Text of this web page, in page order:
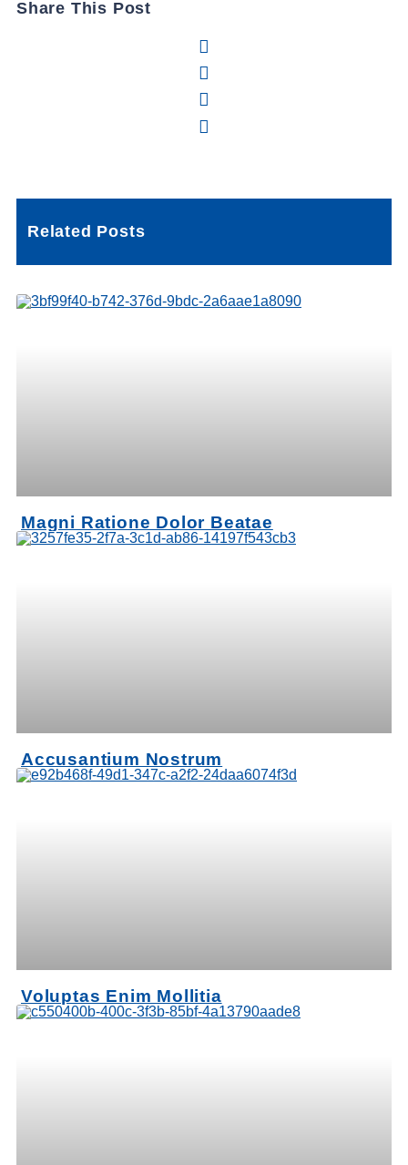
Share This Post
Related Posts
Magni Ratione Dolor Beatae
Accusantium Nostrum
Voluptas Enim Mollitia